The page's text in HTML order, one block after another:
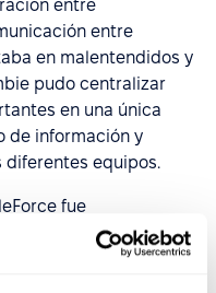
entre
entre
en malentendidos y
pudo centralizar
en una única
de información y
diferentes equipos.
fue
a todos los
actualizaciones y